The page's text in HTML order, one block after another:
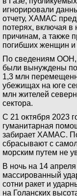
игнорировали
отчету, ХАМАС
потерях, включая в
причинам, а также
погибших женщин и
По сведениям ООН,
были вынуждены
1,3 млн
убежищах на юге
млн жителей
сектора.
С 21 октября 2023
гуманитарная
забирает ХАМАС.
сбрасывают с
морским путем не
В ночь на 14
массированный
сотни ракет и
на Голанских